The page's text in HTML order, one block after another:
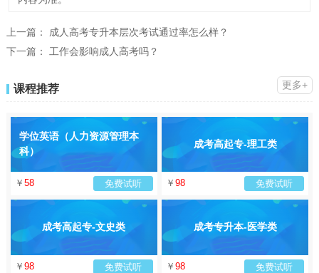
上一篇： 成人高考专升本层次考试通过率怎么样？
下一篇： 工作会影响成人高考吗？
课程推荐 更多+
学位英语（人力资源管理本
科）
￥ 58 免费试听
成考高起专-理工类
￥ 98 免费试听
成考高起专-文史类
￥ 98 免费试听
成考专升本-医学类
￥ 98 免费试听